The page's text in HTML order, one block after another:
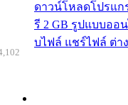
ดาวน์โหลดโปรแก
รี 2 GB รูปแบบออ
บไฟล์ แชร์ไฟล์ ต่า